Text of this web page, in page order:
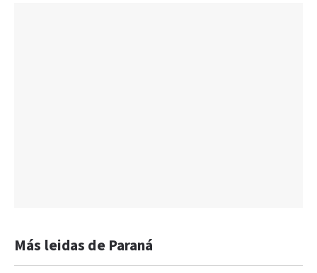
Más leidas de Paraná